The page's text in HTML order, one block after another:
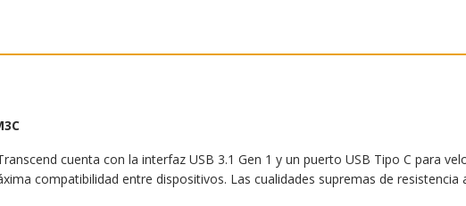
cuenta con la interfaz USB 3.1 Gen 1 y un puerto USB Tipo C para
compatibilidad entre dispositivos. Las cualidades supremas de